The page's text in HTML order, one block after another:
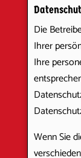
Die
Ihrer
Ihre
Wenn Sie